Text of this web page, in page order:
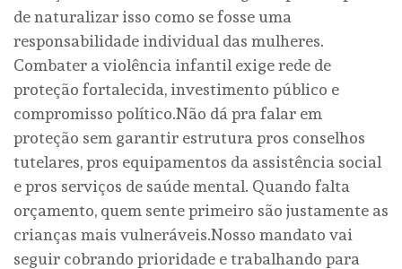
de naturalizar isso como se fosse uma
responsabilidade individual das mulheres.
Combater a violência infantil exige rede de
proteção fortalecida, investimento público e
compromisso político.Não dá pra falar em
proteção sem garantir estrutura pros conselhos
tutelares, pros equipamentos da assistência social
e pros serviços de saúde mental. Quando falta
orçamento, quem sente primeiro são justamente as
crianças mais vulneráveis.Nosso mandato vai
seguir cobrando prioridade e trabalhando para